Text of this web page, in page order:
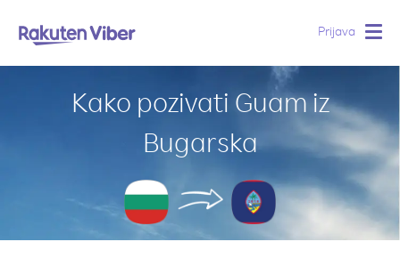
Prijava
Kako pozivati Guam iz
Bugarska